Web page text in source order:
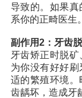
导致的。如果
系你的正畸医生。
副作用2：牙齿
牙齿矫正时脱
为你没有好好
适的繁殖环境
齿龋坏，造成牙